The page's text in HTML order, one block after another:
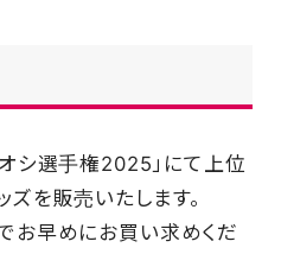
シ選手権2025」にて上位
を販売いたします。
お早めにお買い求めくだ